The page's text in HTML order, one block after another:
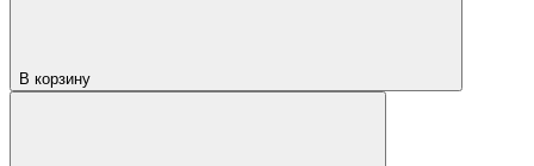
В корзину